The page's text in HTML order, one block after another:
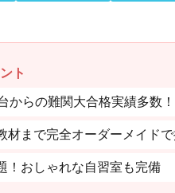
ト
からの難関大合格実績多数！
材まで完全オーダーメイド
！おしゃれな自習室も完備